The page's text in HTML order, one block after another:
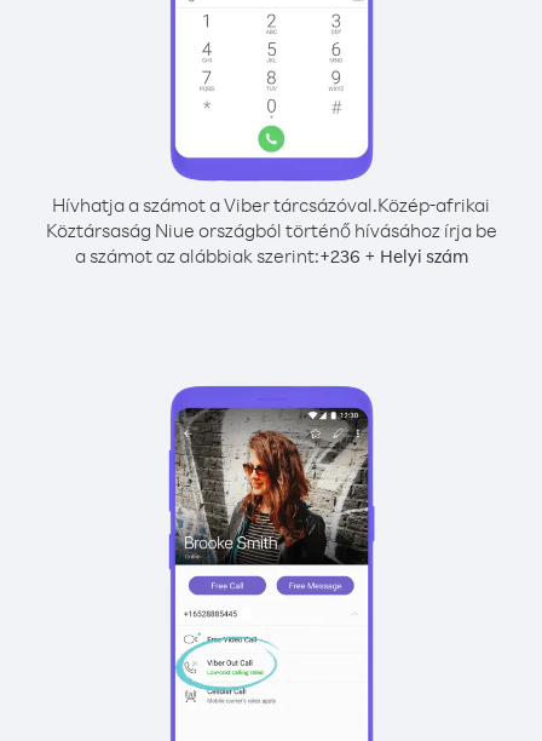
Hívhatja a számot a Viber tárcsázóval.Közép-afrikai
Köztársaság Niue országból történő hívásához írja be
a számot az alábbiak szerint:+236 + Helyi szám